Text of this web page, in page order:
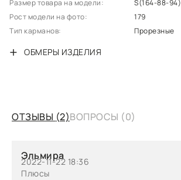
Размер товара на модели:
S(164-88-94)
Рост модели на фото:
179
Тип карманов:
Прорезные
ОБМЕРЫ ИЗДЕЛИЯ
ОТЗЫВЫ (2)ВОПРОСЫ (0)
Эльмира
2022-11-22 18:36
Плюсы